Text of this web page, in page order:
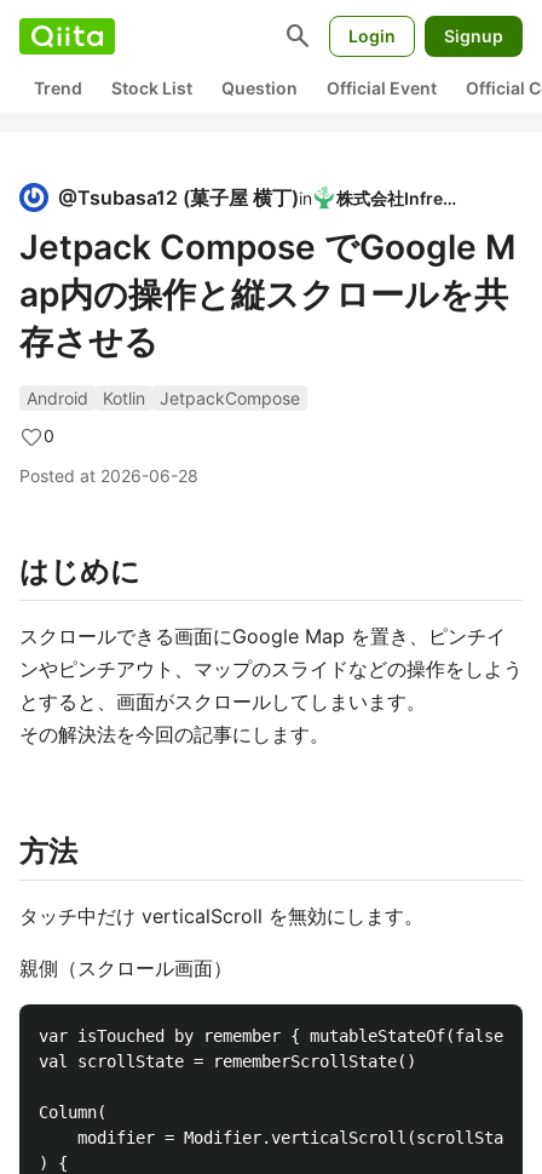
search Login Signup
Trend Stock List Question Official Event Official
@Tsubasa12 (菓子屋 横丁)in 株式会社Infreed
Jetpack Compose でGoogle M
ap内の操作と縦スクロールを共
存させる
Android Kotlin
JetpackCompose
0
Posted at 2026-06-28
はじめに
スクロールできる画面にGoogle Map を置き、ピンチイ
ンやピンチアウト、マップのスライドなどの操作をしよう
とすると、画面がスクロールしてしまいます。
その解決法を今回の記事にします。
方法
タッチ中だけ verticalScroll を無効にします。
親側（スクロール画面）
var isTouched by remember { mutableStateOf(false) }
val scrollState =
modifier =
)